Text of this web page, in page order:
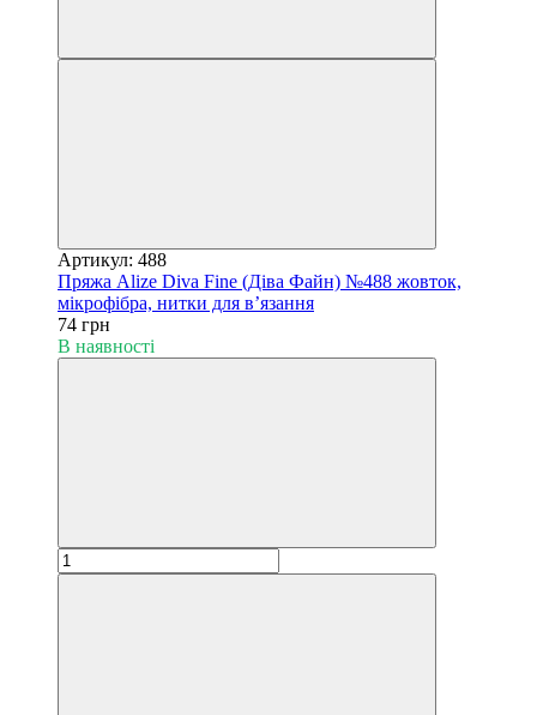
Артикул: 488
Пряжа Alize Diva Fine (Діва Файн) №488 жовток,
мікрофібра, нитки для в’язання
74 грн
В наявності